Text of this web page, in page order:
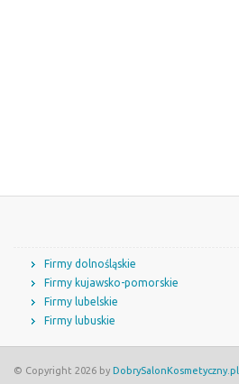
Firmy dolnośląskie
Firmy kujawsko-pomorskie
Firmy lubelskie
Firmy lubuskie
© Copyright 2026 by DobrySalonKosmetyczny.pl